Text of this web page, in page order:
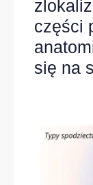
części
się na